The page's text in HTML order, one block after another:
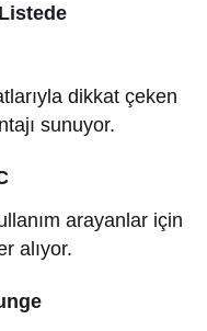
dikkat çeken
sunuyor.
arayanlar için
alıyor.